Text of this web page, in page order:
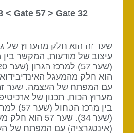
32 Gate 48 <
Gate 57 > Gate
שער זה הוא חלק מהערוץ של
עיצוב של מודעות, המקשר בין
הוא חלק מהמעגל
עם המפתח של העצמה. שער זה
מערוץ הכוח, תכנון של
בין מרכז
(שער 34). שער 57 הוא
(אינטגרציה) עם המפתח של